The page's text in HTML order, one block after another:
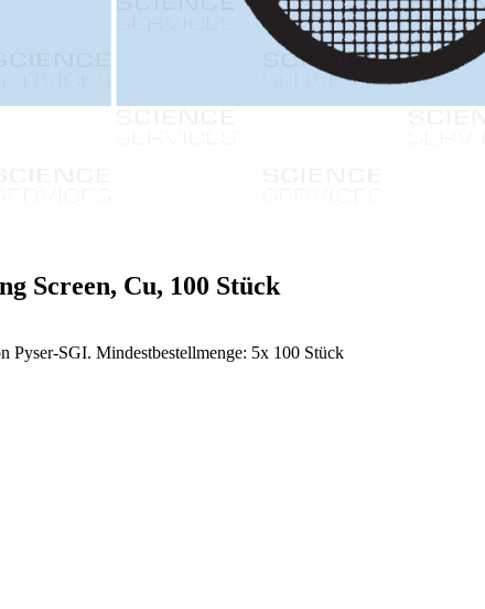
Screen, Cu, 100 Stück
Pyser-SGI. Mindestbestellmenge: 5x 100 Stück